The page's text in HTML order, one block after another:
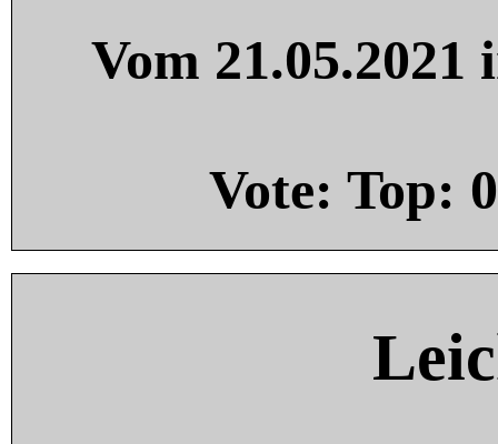
Vom
Vote: Top: 0